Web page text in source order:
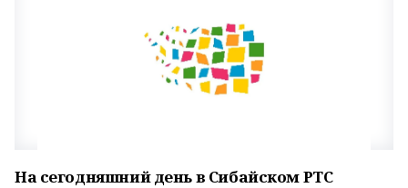
На сегодняшний день в Сибайском РТС